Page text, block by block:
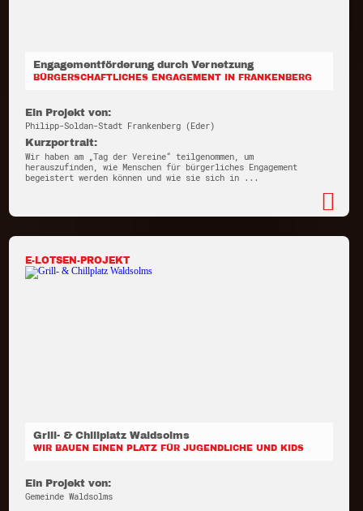
Engagementförderung durch Vernetzung
BÜRGERSCHAFTLICHES ENGAGEMENT IN FRANKENBERG
Ein Projekt von:
Philipp-Soldan-Stadt Frankenberg (Eder)
Kurzportrait:
Wir haben am „Tag der Vereine“ teilgenommen, um
herauszufinden, wie Menschen für bürgerliches Engagement
begeistert werden können und wie sie sich in ...
E-LOTSEN-PROJEKT
Grill- & Chillplatz Waldsolms
WIR BAUEN EINEN PLATZ FÜR JUGENDLICHE UND KIDS
Ein Projekt von:
Gemeinde Waldsolms